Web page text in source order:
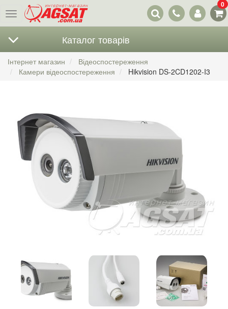
Меню
Наші
контакти
0
Каталог товарів
Інтернет магазин
Відеоспостереження
Камери відеоспостереження
Hikvision DS-2CD1202-I3